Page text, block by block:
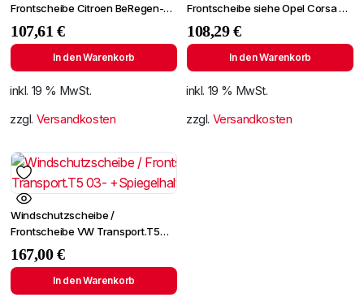
Frontscheibe Citroen BeRegen-
Lichtingo 96- +Spiegelhalter
107,61€
In den Warenkorb
inkl. 19 % MwSt.
zzgl. Versandkosten
Frontscheibe siehe Opel Corsa C
00- +Spiegelhalter (6290AGS)
108,29€
In den Warenkorb
inkl. 19 % MwSt.
zzgl. Versandkosten
Windschutzscheibe /
Frontscheibe VW Transport.T5
03- +Spiegelhalter
167,00€
In den Warenkorb